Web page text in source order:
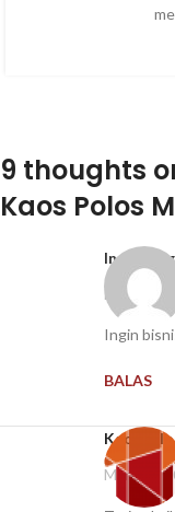
9 thoughts
Kaos Polos
Ino gaong
Maret 1,
Ingin
BALAS
Maret 8,